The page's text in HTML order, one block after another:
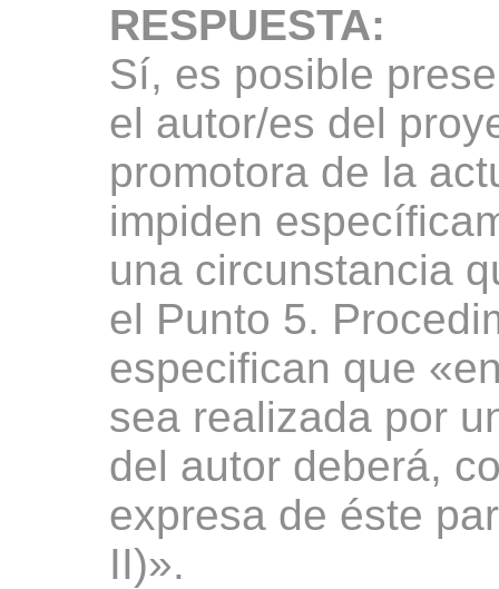
RESPUESTA:
Sí, es posible
el autor/es del
promotora de la
impiden
una circunstancia
el Punto 5.
especifican que
sea realizada por
del autor deberá,
expresa de éste
II)».